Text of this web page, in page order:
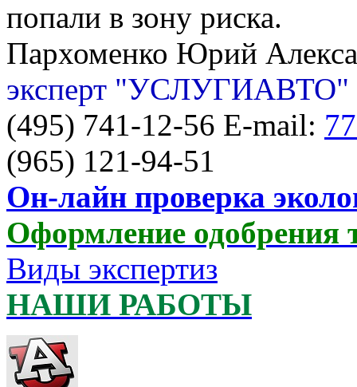
попали в зону риска.
Пархоменко Юрий
эксперт "УСЛУГИАВТО"
(495) 741-12-56 E-mail:
(965) 121-94-51
Он-лайн проверка
Оформление
Виды экспертиз
НАШИ РАБОТЫ